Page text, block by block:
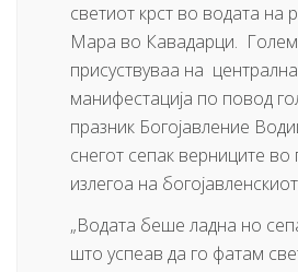
светиот крст во водата на
Мара во Кавадарци. Голем
присуствуваа на
манифестација по повод
празник Богојавление
снегот сепак верниците во
излегоа на
„Водата беше ладна но
што успеав да го фатам